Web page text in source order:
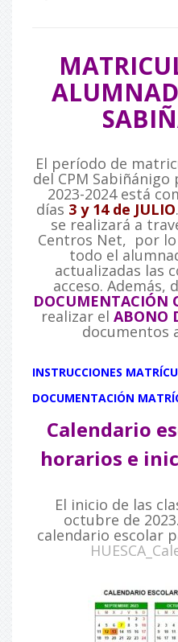
El período de
del CPM
2023-2024 está
días 3 y 14 de JULIO
se realizará a
Centros Net, por lo
todo el
actualizadas las
acceso. Además,
DOCUMENTACIÓN
realizar el ABONO
documentos
INSTRUCCIONES
DOCUMENTACIÓN
Calendario
horarios e
El inicio de las
octubre de
calendario escolar